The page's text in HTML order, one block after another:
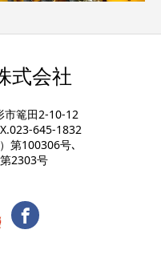
式会社
市篭田2-10-12
645-1832
第100306号､
2303号